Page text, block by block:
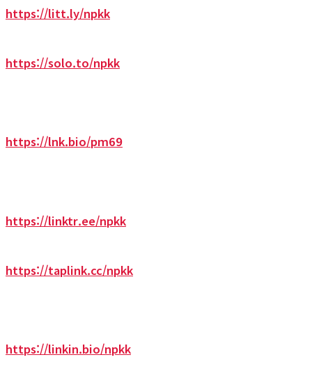
https://litt.ly/npkk
https://solo.to/npkk
https://lnk.bio/pm69
https://linktr.ee/npkk
https://taplink.cc/npkk
https://linkin.bio/npkk